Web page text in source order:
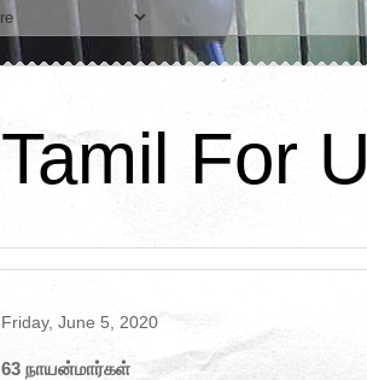
Tamil For U
Friday, June 5, 2020
63 நாயன்மார்கள்